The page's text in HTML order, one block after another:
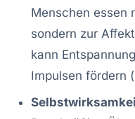
Menschen essen
sondern zur
kann
Impulsen fördern